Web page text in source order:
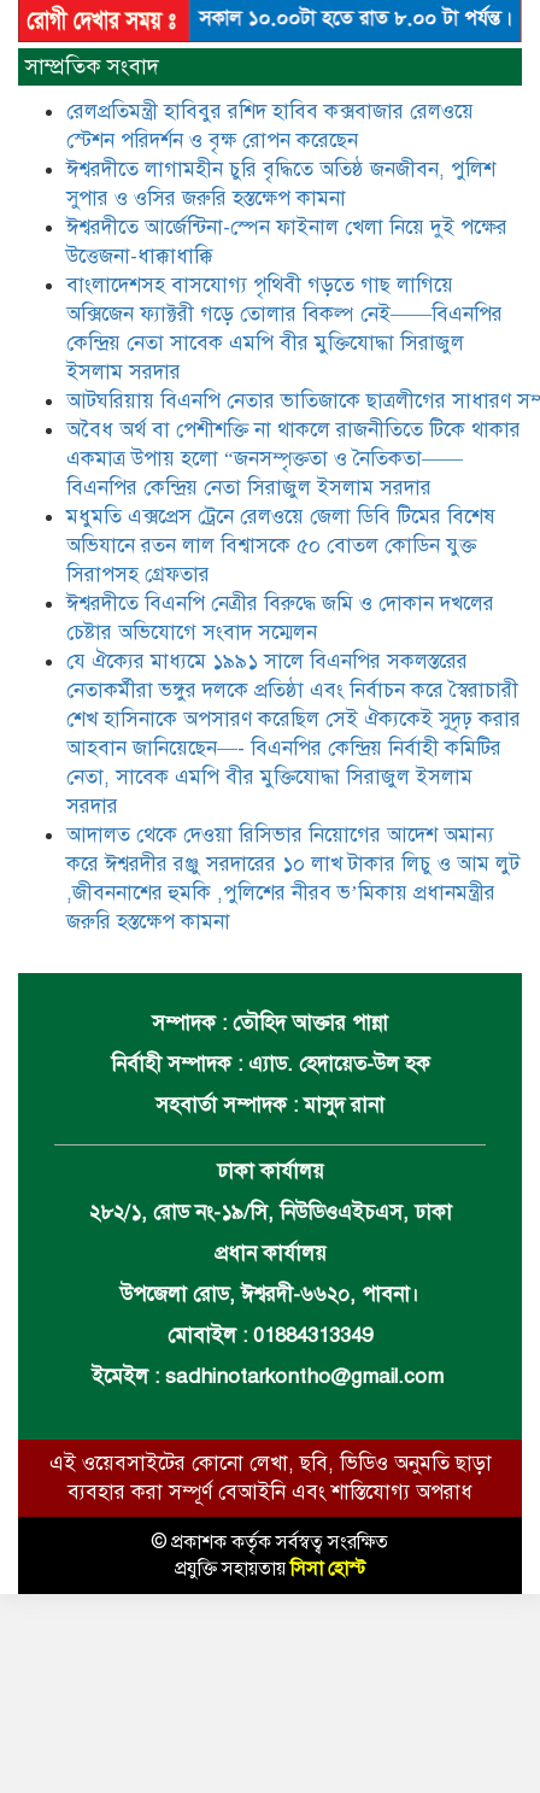
মধুমতি এক্সপ্রেস ট্রেনে রেলওয়ে জেলা
বিশ্বাসকে ৫০ বোতল কোডিন যুক্ত
সিরাপসহ গ্রেফতার
ঈশ্বরদীতে বিএনপি নেত্রীর বিরুদ্ধে জমি ও
দোকান দখলের চেষ্টার অভিযোগে সংবাদ
সম্মেলন
যে ঐক্যের মাধ্যমে ১৯৯১ সালে
বিএনপির সকলস্তরের নেতাকর্মীরা ভঙ্গুর
দলকে প্রতিষ্ঠা এবং নির্বাচন করে
স্বৈরাচারী শেখ হাসিনাকে অপসারণ
আহবান জানিয়েছেন—- বিএনপির কেন্দ্রিয় নির্বাহী কমিটির নেতা,
সাবেক এমপি বীর মুক্তিযোদ্ধা সিরাজুল ইসলাম সরদার
আদালত থেকে দেওয়া রিসিভার
নিয়োগের আদেশ অমান্য করে ঈশ্বরদীর
রঞ্জু সরদারের ১০ লাখ টাকার লিচু ও
আম লুট ,জীবননাশের হুমকি ,পুলিশের
নীরব ভ’মিকায় প্রধানমন্ত্রীর জরুরি
হস্তক্ষেপ কামনা
সাম্প্রতিক সংবাদ
রেলপ্রতিমন্ত্রী হাবিবুর রশিদ হাবিব কক্সবাজার রেলওয়ে
স্টেশন পরিদর্শন ও বৃক্ষ রোপন করেছেন
ঈশ্বরদীতে লাগামহীন চুরি বৃদ্ধিতে অতিষ্ঠ জনজীবন, পুলিশ
সুপার ও ওসির জরুরি হস্তক্ষেপ কামনা ​
ঈশ্বরদীতে আর্জেন্টিনা-স্পেন ফাইনাল খেলা নিয়ে দুই পক্ষের
উত্তেজনা-ধাক্কাধাক্কি
বাংলাদেশসহ বাসযোগ্য পৃথিবী গড়তে গাছ লাগিয়ে
অক্সিজেন ফ্যাক্টরী গড়ে তোলার বিকল্প নেই——বিএনপির
কেন্দ্রিয় নেতা সাবেক এমপি বীর মুক্তিযোদ্ধা সিরাজুল
ইসলাম সরদার
আটঘরিয়ায় বিএনপি নেতার ভাতিজাকে ছাত্রলীগের সাধারণ
​​অবৈধ অর্থ বা পেশীশক্তি না থাকলে রাজনীতিতে টিকে থাকার
একমাত্র উপায় হলো “জনসম্পৃক্ততা ও নৈতিকতা——
বিএনপির কেন্দ্রিয় নেতা সিরাজুল ইসলাম সরদার
মধুমতি এক্সপ্রেস ট্রেনে রেলওয়ে জেলা ডিবি টিমের বিশেষ
অভিযানে রতন লাল বিশ্বাসকে ৫০ বোতল কোডিন যুক্ত
সিরাপসহ গ্রেফতার
ঈশ্বরদীতে বিএনপি নেত্রীর বিরুদ্ধে জমি ও দোকান দখলের
চেষ্টার অভিযোগে সংবাদ সম্মেলন
যে ঐক্যের মাধ্যমে ১৯৯১ সালে বিএনপির সকলস্তরের
নেতাকর্মীরা ভঙ্গুর দলকে প্রতিষ্ঠা এবং নির্বাচন করে স্বৈরাচারী
শেখ হাসিনাকে অপসারণ করেছিল সেই ঐক্যকেই সুদৃঢ় করার
আহবান জানিয়েছেন—- বিএনপির কেন্দ্রিয় নির্বাহী কমিটির
নেতা, সাবেক এমপি বীর মুক্তিযোদ্ধা সিরাজুল ইসলাম
সরদার
আদালত থেকে দেওয়া রিসিভার নিয়োগের আদেশ অমান্য
করে ঈশ্বরদীর রঞ্জু সরদারের ১০ লাখ টাকার লিচু ও আম লুট
,জীবননাশের হুমকি ,পুলিশের নীরব ভ’মিকায় প্রধানমন্ত্রীর
জরুরি হস্তক্ষেপ কামনা
সম্পাদক : তৌহিদ আক্তার পান্না
নির্বাহী সম্পাদক : এ্যাড. হেদায়েত-উল হক
সহবার্তা সম্পাদক : মাসুদ রানা
ঢাকা কার্যালয়
২৮২/১, রোড নং-১৯/সি, নিউডিওএইচএস, ঢাকা
প্রধান কার্যালয়
উপজেলা রোড, ঈশ্বরদী-৬৬২০, পাবনা।
মোবাইল : 01884313349
ইমেইল : sadhinotarkontho@gmail.com
এই ওয়েবসাইটের কোনো লেখা, ছবি, ভিডিও অনুমতি ছাড়া
ব্যবহার করা সম্পূর্ণ বেআইনি এবং শাস্তিযোগ্য অপরাধ
© প্রকাশক কর্তৃক সর্বস্বত্ব সংরক্ষিত
প্রযুক্তি সহায়তায়সিসা হোস্ট